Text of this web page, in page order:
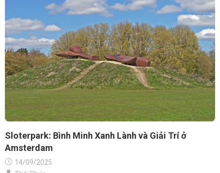
Sloterpark: Bình Minh Xanh Lành và Giải Trí ở
Amsterdam
14/09/2025